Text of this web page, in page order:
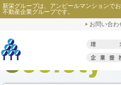
新栄グループは、アンピールマンションで
不動産企業グループです。
お問い合わ
ホーム>地域・社会貢献活動>2024
祭」に協賛 （11月19日～12月15日